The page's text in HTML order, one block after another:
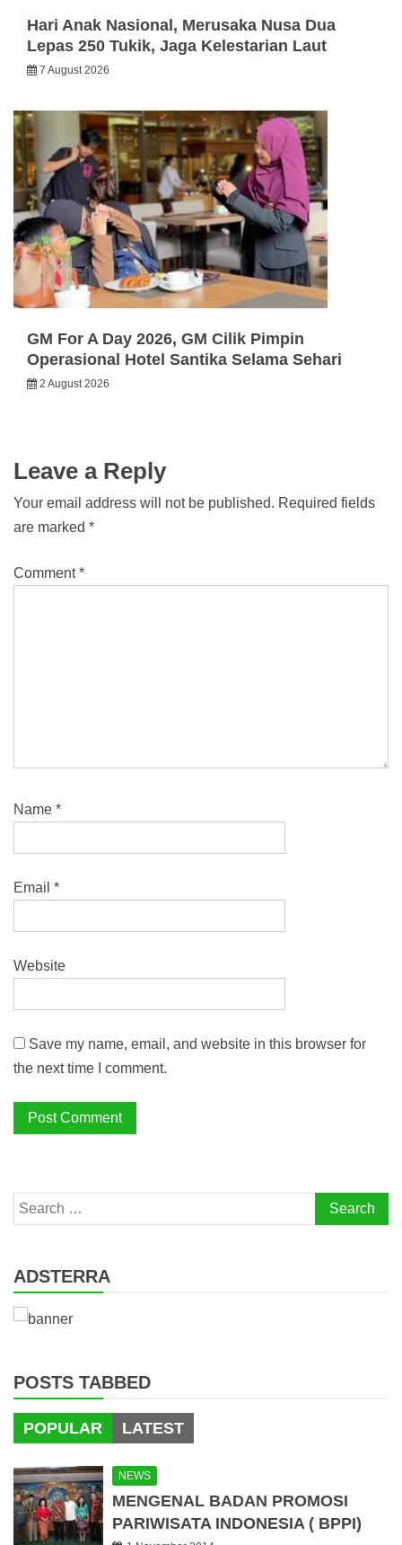
Hari Anak Nasional, Merusaka Nusa Dua
Lepas 250 Tukik, Jaga Kelestarian Laut
7 August 2026
GM For A Day 2026, GM Cilik Pimpin
Operasional Hotel Santika Selama Sehari
2 August 2026
Leave a Reply
Your email address will not be published. Required fields
are marked *
Comment*
Name *
Email *
Website
Save my name, email, and website in this browser for
the next time I comment.
Search
for:
ADSTERRA
POSTS TABBED
POPULAR LATEST
NEWS
MENGENAL BADAN PROMOSI
PARIWISATA INDONESIA ( BPPI)